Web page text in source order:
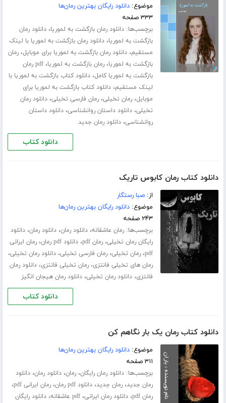
موضوع:دانلود رایگان بهترین رمان‌ها
۳۳۳ صفحه
برچسب‌ها:دانلود رمان بازگشت به لموریا،دانلود رمان
بازگشت به لموریا،دانلود رمان بازگشت به لموریا با لینک
مستقیم،دانلود رمان بازگشت به لموریا برای موبایل،رمان
بازگشت به لموریا،رمان بازگشت به لموریا،
pdf رمان
بازگشت به لموریا کامل،دانلود کتاب بازگشت به لموریا با
لینک مستقیم،دانلود کتاب بازگشت به لموریا برای
موبایل،رمان تخیلی،رمان فارسی تخیلی،دانلود رمان
تخیلی،دانلود داستان روانشناسی،دانلود داستان
روانشناسی،دانلود رمان جدید
دانلود کتاب
دانلود کتاب رمان کابوس تاریک
از:صبا رستگار
موضوع:دانلود رایگان بهترین رمان‌ها
۲۴۳ صفحه
برچسب‌ها:رمان عاشقانه،دانلود رمان،دانلود رمان،دانلود
رایگان رمان تخیلی،رمان pdf ،دانلود pdf رمان ،رمان ایرانی
pdf،رمان تخیلی،رمان فارسی تخیلی،دانلود رمان تخیلی،
رمان های تخیلی فانتزی،رمان تخیلی فانتزی،دانلود رمان
فانتزی،دانلود رمان تخیلی،دانلود رمان هیجان انگیز
دانلود کتاب
دانلود کتاب رمان یک بار نگاهم کن
موضوع:دانلود رایگان بهترین رمان‌ها
۳۱۱ صفحه
برچسب‌ها:دانلود رمان رایگان،رمان،دانلود رمان،دانلود
رمان جدید،رمان جدید،دانلود pdf رمان ،رمان ایرانی pdf ،
رمان pdf ،دانلود رمان ایرانی،pdf عاشقانه ،دانلود رایگان